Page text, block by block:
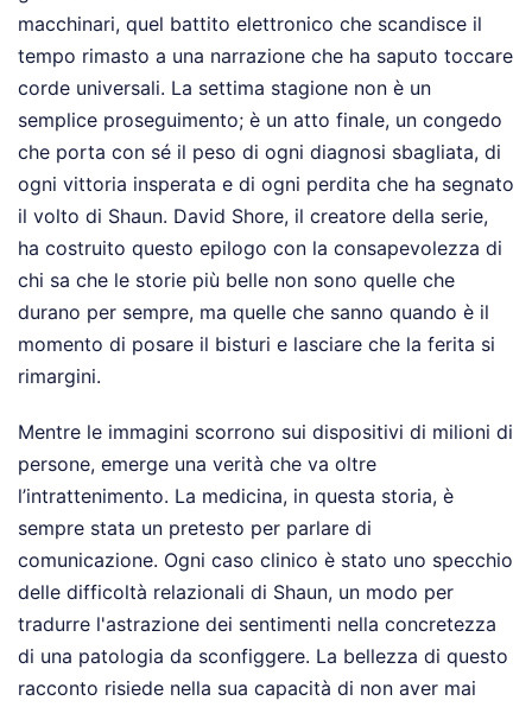
macchinari, quel battito elettronico che scandisce il
tempo rimasto a una narrazione che ha saputo toccare
corde universali. La settima stagione non è un
semplice proseguimento; è un atto finale, un congedo
che porta con sé il peso di ogni diagnosi sbagliata, di
ogni vittoria insperata e di ogni perdita che ha segnato
il volto di Shaun. David Shore, il creatore della serie,
ha costruito questo epilogo con la consapevolezza di
chi sa che le storie più belle non sono quelle che
durano per sempre, ma quelle che sanno quando è il
momento di posare il bisturi e lasciare che la ferita si
rimargini.
Mentre le immagini scorrono sui dispositivi di milioni di
persone, emerge una verità che va oltre
l’intrattenimento. La medicina, in questa storia, è
sempre stata un pretesto per parlare di
comunicazione. Ogni caso clinico è stato uno specchio
delle difficoltà relazionali di Shaun, un modo per
tradurre l'astrazione dei sentimenti nella concretezza
di una patologia da sconfiggere. La bellezza di questo
racconto risiede nella sua capacità di non aver mai